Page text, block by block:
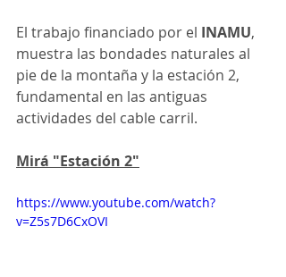
El trabajo financiado por el INAMU,
muestra las bondades naturales al
pie de la montaña y la estación 2,
fundamental en las antiguas
actividades del cable carril.
Mirá "Estación 2"
https://www.youtube.com/watch?
v=Z5s7D6CxOVI